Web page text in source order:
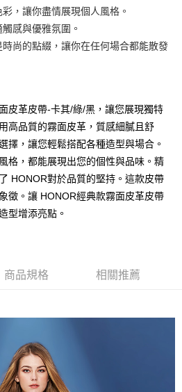
元即享免運服務，未滿則另收
以上)免運費
元即享免運服務-未滿則另收
以上)免運費
以上)免運費
即享免運服務-未滿則另收 $120 元物
，讓你盡情展現個人風格。
感與優雅氛圍。
尚的點綴，讓你在任何場合都能散發
皮革皮帶-卡其/綠/黑，讓您展現獨特
高品質的霧面皮革，質感細膩且舒
擇，讓您輕鬆搭配各種造型與場合。
格，都能展現出您的個性與品味。精
HONOR對於品質的堅持。這款皮帶
徵。讓 HONOR經典款霧面皮革皮帶
型增添亮點。
商品規格 相關推薦